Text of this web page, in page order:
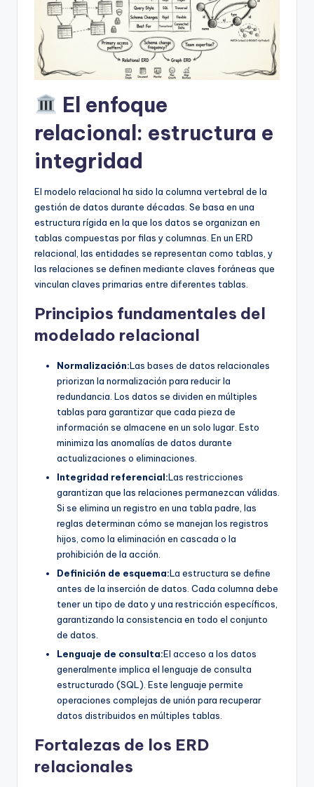
El enfoque
relacional: estructura e
integridad
El modelo relacional ha sido la columna vertebral de la
gestión de datos durante décadas. Se basa en una
estructura rígida en la que los datos se organizan en
tablas compuestas por filas y columnas. En un ERD
relacional, las entidades se representan como tablas, y
las relaciones se definen mediante claves foráneas que
vinculan claves primarias entre diferentes tablas.
Principios fundamentales del
modelado relacional
Normalización:Las bases de datos relacionales
priorizan la normalización para reducir la
redundancia. Los datos se dividen en múltiples
tablas para garantizar que cada pieza de
información se almacene en un solo lugar. Esto
minimiza las anomalías de datos durante
actualizaciones o eliminaciones.
Integridad referencial:Las restricciones
garantizan que las relaciones permanezcan válidas.
Si se elimina un registro en una tabla padre, las
reglas determinan cómo se manejan los registros
hijos, como la eliminación en cascada o la
prohibición de la acción.
Definición de esquema:La estructura se define
antes de la inserción de datos. Cada columna debe
tener un tipo de dato y una restricción específicos,
garantizando la consistencia en todo el conjunto
de datos.
Lenguaje de consulta:El acceso a los datos
generalmente implica el lenguaje de consulta
estructurado (SQL). Este lenguaje permite
operaciones complejas de unión para recuperar
datos distribuidos en múltiples tablas.
Fortalezas de los ERD
relacionales